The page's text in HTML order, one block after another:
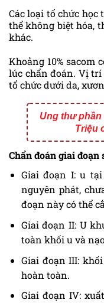
Các loại tổ chức học
thể không biệt hóa,
khác.
Khoảng 10% sacom
lúc chẩn đoán. Vị
tổ chức dưới da,
Ung thư phần
Triệu
Chẩn đoán giai đoạn
Giai đoạn I: u
nguyên phát,
đoạn này có thể
Giai đoạn II: U
toàn khối u và
Giai đoạn III:
hoàn toàn.
Giai đoạn IV: